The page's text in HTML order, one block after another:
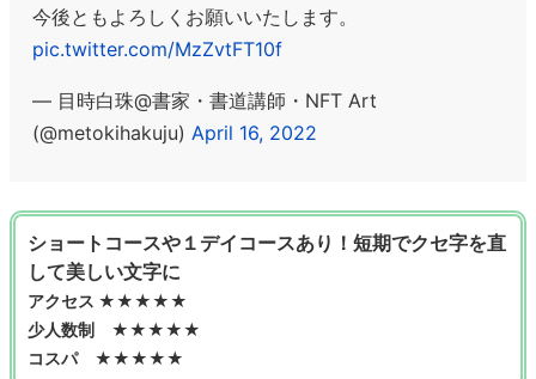
今後ともよろしくお願いいたします。
pic.twitter.com/MzZvtFT10f
— 目時白珠@書家・書道講師・NFT Art
(@metokihakuju) April 16, 2022
ショートコースや１デイコースあり！短期でクセ字を直
して美しい文字に
アクセス ★★★★★
少人数制 ★★★★★
コスパ ★★★★★